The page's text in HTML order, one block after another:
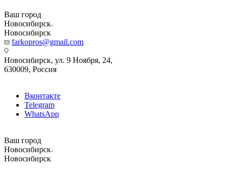
Ваш город
Новосибирск
Новосибирск
farkopros@gmail.com
Новосибирск, ул. 9 Ноября, 24,
630009, Россия
Вконтакте
Telegram
WhatsApp
Ваш город
Новосибирск
Новосибирск